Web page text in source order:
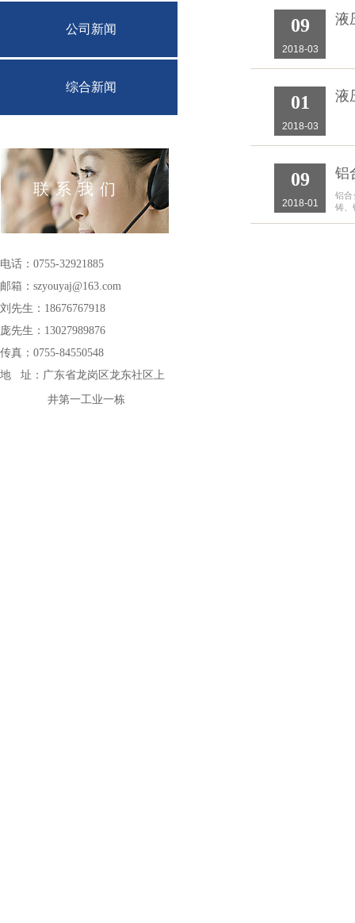
09
2018-03
液
01
2018-03
液
09
2018-01
铝
铝合
铸、
公司新闻
综合新闻
联系我们
电话：0755-32921885
邮箱：szyouyaj@163.com
刘先生：18676767918
庞先生：13027989876
传真：0755-84550548
地 址： 广东省龙岗区龙东社区上
井第一工业一栋